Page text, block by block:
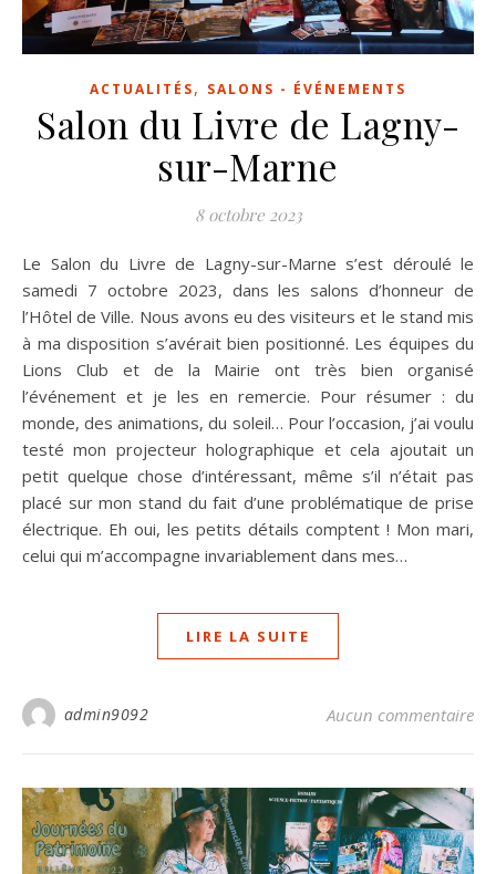
ACTUALITÉS, SALONS - ÉVÉNEMENTS
Salon du Livre de Lagny-
sur-Marne
8 octobre 2023
Le Salon du Livre de Lagny-sur-Marne s’est déroulé le
samedi 7 octobre 2023, dans les salons d’honneur de
l’Hôtel de Ville. Nous avons eu des visiteurs et le stand mis
à ma disposition s’avérait bien positionné. Les équipes du
Lions Club et de la Mairie ont très bien organisé
l’événement et je les en remercie. Pour résumer : du
monde, des animations, du soleil… Pour l’occasion, j’ai voulu
testé mon projecteur holographique et cela ajoutait un
petit quelque chose d’intéressant, même s’il n’était pas
placé sur mon stand du fait d’une problématique de prise
électrique. Eh oui, les petits détails comptent ! Mon mari,
celui qui m’accompagne invariablement dans mes…
LIRE LA SUITE
admin9092 Aucun commentaire